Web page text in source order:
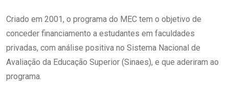
Criado em 2001, o programa do MEC tem o objetivo de
conceder financiamento a estudantes em faculdades
privadas, com análise positiva no Sistema Nacional de
Avaliação da Educação Superior (Sinaes), e que aderiram ao
programa.